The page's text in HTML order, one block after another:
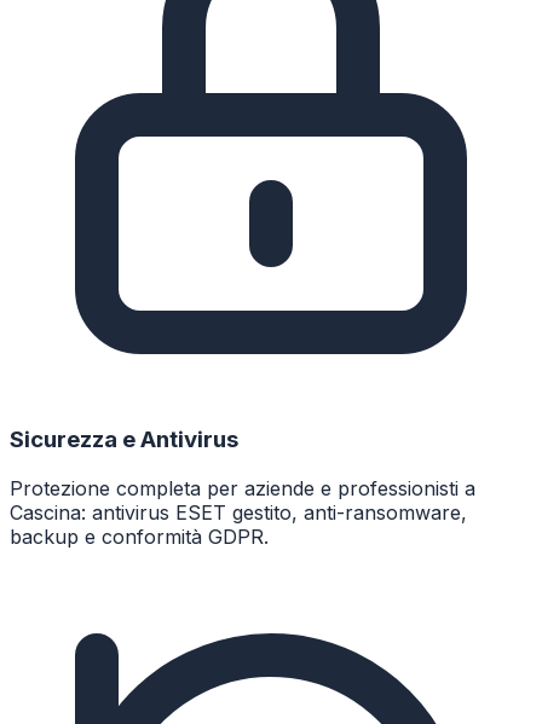
Sicurezza e Antivirus
Protezione completa per aziende e professionisti a
Cascina: antivirus ESET gestito, anti-ransomware,
backup e conformità GDPR.